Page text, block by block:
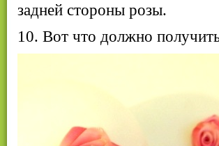
задней стороны розы.
10. Вот что должно